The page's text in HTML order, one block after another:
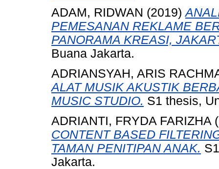
ADAM, RIDWAN (2019)
PEMESANAN REKLAME
PANORAMA KREASI,
Buana Jakarta.
ADRIANSYAH, ARIS
ALAT MUSIK AKUSTIK
MUSIC STUDIO. S1 thesis,
ADRIANTI, FRYDA FARIZHA
CONTENT BASED
TAMAN PENITIPAN ANAK.
Jakarta.